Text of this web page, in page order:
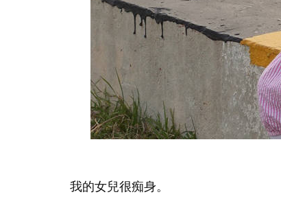
我的女兒很痴身。